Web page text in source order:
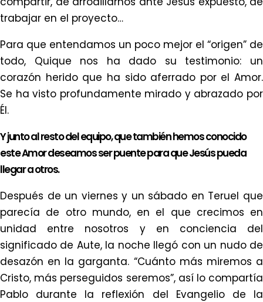
trabajar en el proyecto…
Para que entendamos un poco mejor el “origen” de
todo, Quique nos ha dado su testimonio: un
corazón herido que ha sido aferrado por el Amor.
Se ha visto profundamente mirado y abrazado por
Él.
Y junto al resto del equipo, que también hemos conocido
este Amor deseamos ser puente para que Jesús pueda
llegar a otros.
Después de un viernes y un sábado en Teruel que
parecía de otro mundo, en el que crecimos en
unidad entre nosotros y en conciencia del
significado de Aute, la noche llegó con un nudo de
desazón en la garganta. “Cuánto más miremos a
Cristo, más perseguidos seremos”, así lo compartía
Pablo durante la reflexión del Evangelio de la